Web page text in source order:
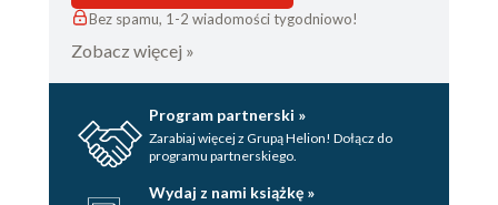
Bez spamu, 1-2 wiadomości tygodniowo!
Zobacz więcej »
Program partnerski »
Zarabiaj więcej z Grupą Helion! Dołącz do
programu partnerskiego.
Wydaj z nami książkę »